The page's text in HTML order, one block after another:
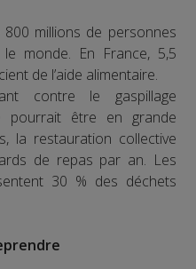
millions de personnes
monde. En France, 5,5
de l’aide alimentaire.
contre le gaspillage
pourrait être en grande
la restauration collective
de repas par an. Les
30 % des déchets